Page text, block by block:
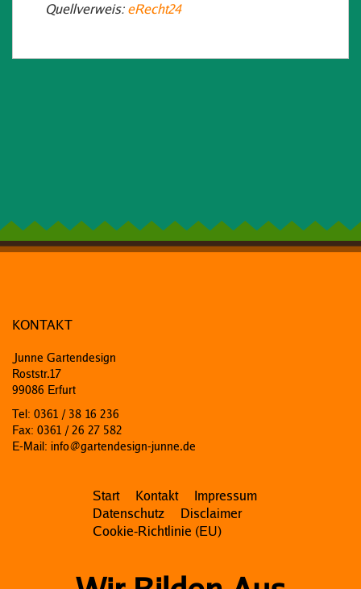
Quellverweis: eRecht24
KONTAKT
Junne Gartendesign
Roststr.17
99086 Erfurt
Tel: 0361 / 38 16 236
Fax: 0361 / 26 27 582
E-Mail: info@gartendesign-junne.de
Start Kontakt
Impressum
Datenschutz
Disclaimer
Cookie-Richtlinie (EU)